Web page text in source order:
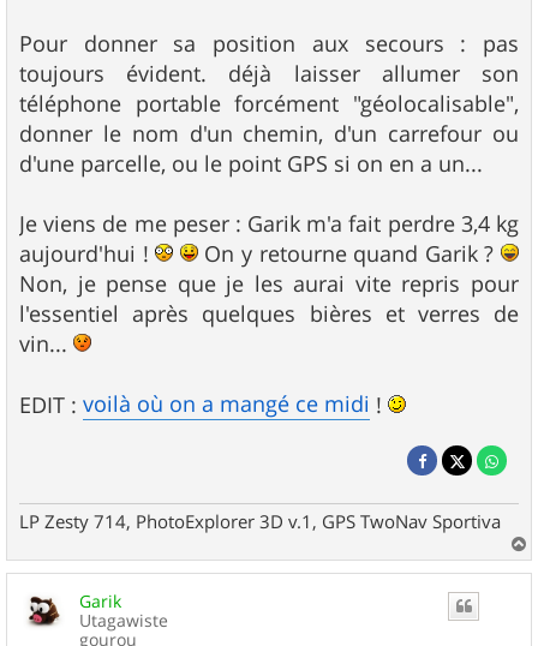
Pour donner sa position aux secours : pas
toujours évident. déjà laisser allumer son
téléphone portable forcément "géolocalisable",
donner le nom d'un chemin, d'un carrefour ou
d'une parcelle, ou le point GPS si on en a un...
Je viens de me peser : Garik m'a fait perdre 3,4 kg
aujourd'hui !
On y retourne quand Garik ?
Non, je pense que je les aurai vite repris pour
l'essentiel après quelques bières et verres de
vin...
EDIT : voilà où on a mangé ce midi !
LP Zesty 714, PhotoExplorer 3D v.1, GPS TwoNav Sportiva
a
u
Garik
Utagawiste
gourou